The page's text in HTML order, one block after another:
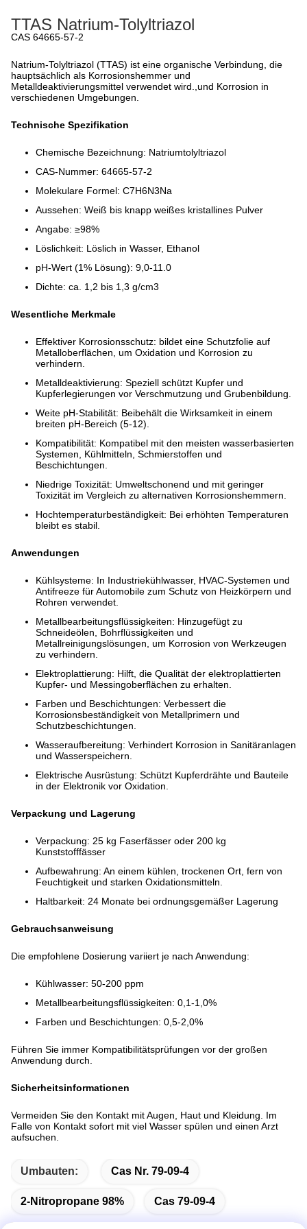
TTAS Natrium-Tolyltriazol
CAS 64665-57-2
Natrium-Tolyltriazol (TTAS) ist eine organische Verbindung, die
hauptsächlich als Korrosionshemmer und
Metalldeaktivierungsmittel verwendet wird.,und Korrosion in
verschiedenen Umgebungen.
Technische Spezifikation
Chemische Bezeichnung: Natriumtolyltriazol
CAS-Nummer: 64665-57-2
Molekulare Formel: C7H6N3Na
Aussehen: Weiß bis knapp weißes kristallines Pulver
Angabe: ≥98%
Löslichkeit: Löslich in Wasser, Ethanol
pH-Wert (1% Lösung): 9,0-11.0
Dichte: ca. 1,2 bis 1,3 g/cm3
Wesentliche Merkmale
Effektiver Korrosionsschutz: bildet eine Schutzfolie auf
Metalloberflächen, um Oxidation und Korrosion zu
verhindern.
Metalldeaktivierung: Speziell schützt Kupfer und
Kupferlegierungen vor Verschmutzung und Grubenbildung.
Weite pH-Stabilität: Beibehält die Wirksamkeit in einem
breiten pH-Bereich (5-12).
Kompatibilität: Kompatibel mit den meisten wasserbasierten
Systemen, Kühlmitteln, Schmierstoffen und
Beschichtungen.
Niedrige Toxizität: Umweltschonend und mit geringer
Toxizität im Vergleich zu alternativen Korrosionshemmern.
Hochtemperaturbeständigkeit: Bei erhöhten Temperaturen
bleibt es stabil.
Anwendungen
Kühlsysteme: In Industriekühlwasser, HVAC-Systemen und
Antifreeze für Automobile zum Schutz von Heizkörpern und
Rohren verwendet.
Metallbearbeitungsflüssigkeiten: Hinzugefügt zu
Schneideölen, Bohrflüssigkeiten und
Metallreinigungslösungen, um Korrosion von Werkzeugen
zu verhindern.
Elektroplattierung: Hilft, die Qualität der elektroplattierten
Kupfer- und Messingoberflächen zu erhalten.
Farben und Beschichtungen: Verbessert die
Korrosionsbeständigkeit von Metallprimern und
Schutzbeschichtungen.
Wasseraufbereitung: Verhindert Korrosion in Sanitäranlagen
und Wasserspeichern.
Elektrische Ausrüstung: Schützt Kupferdrähte und Bauteile
in der Elektronik vor Oxidation.
Verpackung und Lagerung
Verpackung: 25 kg Faserfässer oder 200 kg
Kunststofffässer
Aufbewahrung: An einem kühlen, trockenen Ort, fern von
Feuchtigkeit und starken Oxidationsmitteln.
Haltbarkeit: 24 Monate bei ordnungsgemäßer Lagerung
Gebrauchsanweisung
Die empfohlene Dosierung variiert je nach Anwendung:
Kühlwasser: 50-200 ppm
Metallbearbeitungsflüssigkeiten: 0,1-1,0%
Farben und Beschichtungen: 0,5-2,0%
Führen Sie immer Kompatibilitätsprüfungen vor der großen
Anwendung durch.
Sicherheitsinformationen
Vermeiden Sie den Kontakt mit Augen, Haut und Kleidung. Im
Falle von Kontakt sofort mit viel Wasser spülen und einen Arzt
aufsuchen.
Umbauten: Cas Nr. 79-09-4
2-Nitropropane 98% Cas 79-09-4